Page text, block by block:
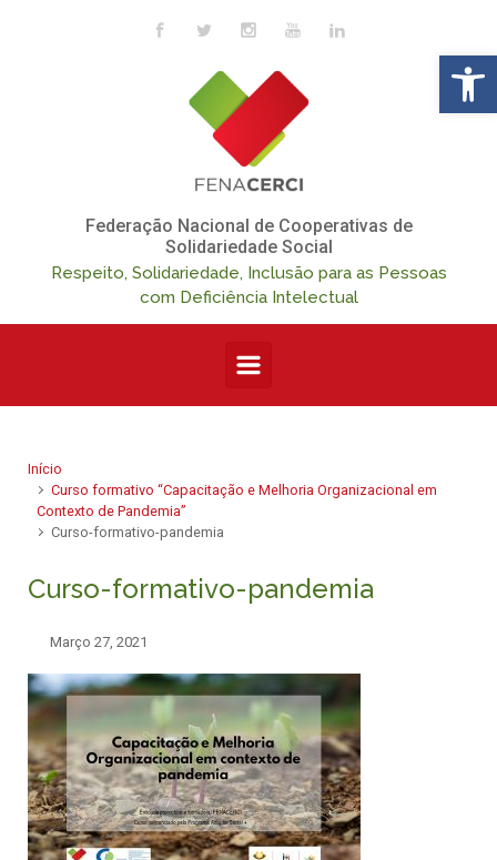
Skip to main content
Federação Nacional de Cooperativas de
Solidariedade Social
Respeito, Solidariedade, Inclusão para as Pessoas
com Deficiência Intelectual
Início
Curso formativo “Capacitação e Melhoria Organizacional em
Contexto de Pandemia”
Curso-formativo-pandemia
Curso-formativo-pandemia
Março 27, 2021